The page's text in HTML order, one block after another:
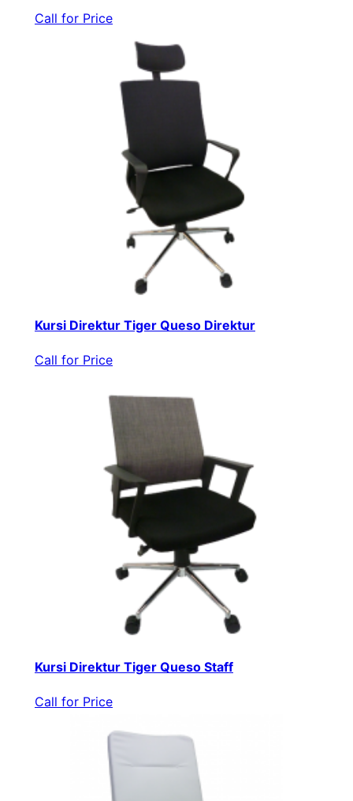
Call for Price
Kursi Direktur Tiger Queso Direktur
Call for Price
Kursi Direktur Tiger Queso Staff
Call for Price